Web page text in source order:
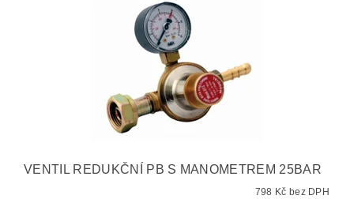
VENTIL REDUKČNÍ PB S MANOMETREM 25BAR
798 Kč bez DPH